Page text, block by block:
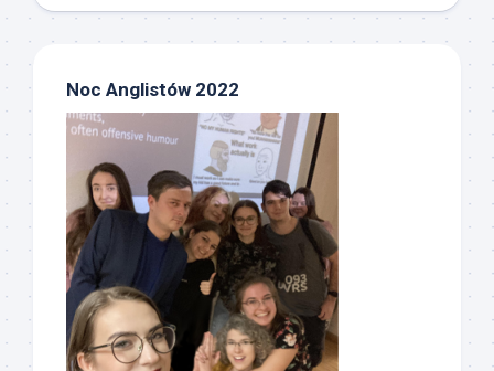
Noc Anglistów 2022